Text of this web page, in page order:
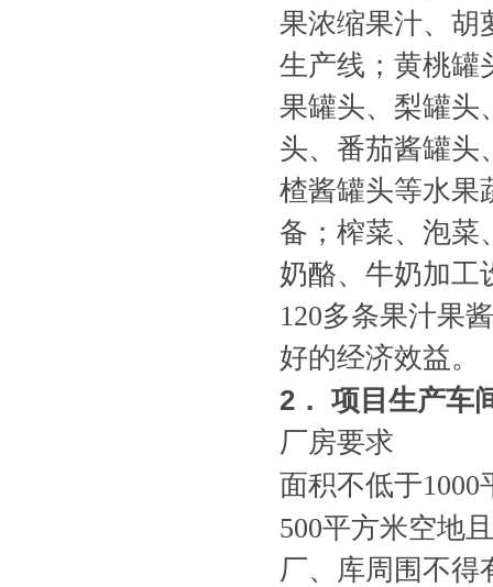
果浓缩果汁、胡
生产线；黄桃罐
果罐头、梨罐头
头、番茄酱罐头
楂酱罐头等水果
备；榨菜、泡菜
奶酪、牛奶加工
120多条果汁果
好的经济效益。
2 ． 项目生产车
厂房要
面积不低于
500平方米空地
厂、库周围不得